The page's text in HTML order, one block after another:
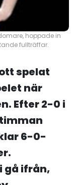
hoppade in
fullträffar.
spelat
när
Efter 2-0 i
6-0-
gå ifrån,